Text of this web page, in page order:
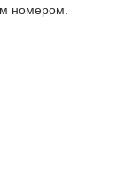
номером.